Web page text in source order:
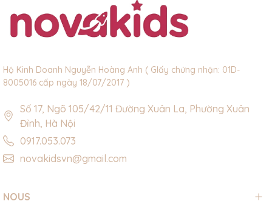
Hộ Kinh Doanh Nguyễn Hoàng Anh ( GIấy chứng nhận: 01D-
8005016 cấp ngày 18/07/2017 )
Số 17, Ngõ 105/42/11 Đường Xuân La, Phường Xuân
Đỉnh, Hà Nội
0917.053.073
novakidsvn@gmail.com
NOUS